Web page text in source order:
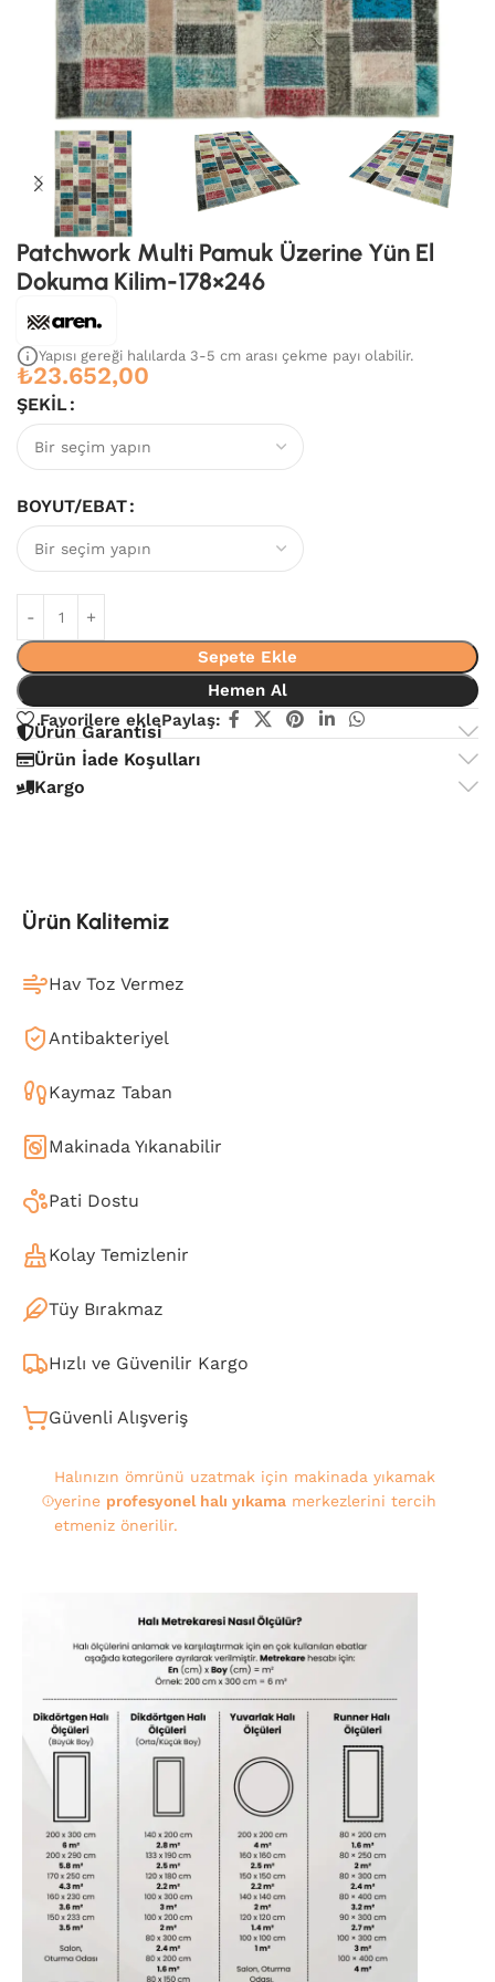
Patchwork Multi Pamuk Üzerine Yün El
Dokuma Kilim-178×246
Yapısı gereği halılarda 3-5 cm arası çekme payı olabilir.
₺23.652,00
ŞEKIL
BOYUT/EBAT
Sepete Ekle
Hemen Al
Favorilere eklePaylaş:
Ürün Garantisi
Ürün İade Koşulları
Kargo
Ürün Kalitemiz
Hav Toz Vermez
Antibakteriyel
Kaymaz Taban
Makinada Yıkanabilir
Pati Dostu
Kolay Temizlenir
Tüy Bırakmaz
Hızlı ve Güvenilir Kargo
Güvenli Alışveriş
Halınızın ömrünü uzatmak için makinada yıkamak
yerine profesyonel halı yıkamamerkezlerini tercih
etmeniz önerilir.